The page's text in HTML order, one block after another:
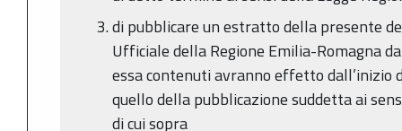
di pubblicare un estratto della presente
Ufficiale della Regione Emilia-Romagna
essa contenuti avranno effetto dall’inizio
quello della pubblicazione suddetta ai
di cui sopra